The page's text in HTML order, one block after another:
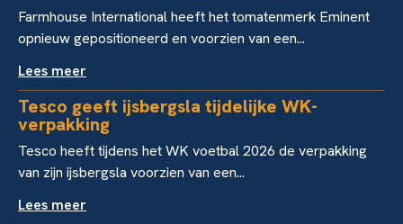
Farmhouse International heeft het tomatenmerk Eminent
opnieuw gepositioneerd en voorzien van een...
Lees meer
Tesco geeft ijsbergsla tijdelijke WK-
verpakking
Tesco heeft tijdens het WK voetbal 2026 de verpakking
van zijn ijsbergsla voorzien van een...
Lees meer